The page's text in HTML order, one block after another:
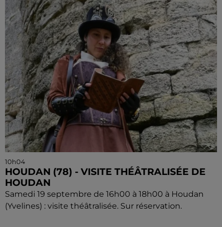
10h04
HOUDAN (78) - VISITE THÉÂTRALISÉE DE
HOUDAN
Samedi 19 septembre de 16h00 à 18h00 à Houdan
(Yvelines) : visite théâtralisée. Sur réservation.